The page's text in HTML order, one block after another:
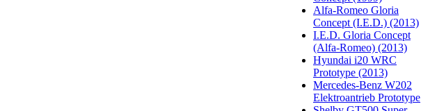
Alfa-Romeo Gloria
Concept (I.E.D.) (2013)
I.E.D. Gloria Concept
(Alfa-Romeo) (2013)
Hyundai i20 WRC
Prototype (2013)
Mercedes-Benz W202
Elektroantrieb Prototype